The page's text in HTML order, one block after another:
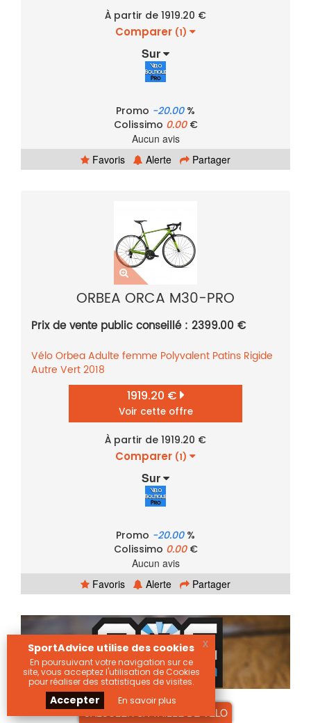
CALCULER SA TAILLE DE VELO
À partir de 1919.20 €
Comparer (1)
Sur
Promo -20.00%
Colissimo 0.00€
Aucun avis
Favoris
Alerte Partager
ORBEA ORCA M30-PRO
Prix de vente public conseillé : 2399.00 €
VéloOrbeaAdulte femme Polyvalent Patins Rigide
Autre Vert2018
1919.20 €
Voir cette offre
À partir de 1919.20 €
Comparer (1)
Sur
Promo -20.00%
Colissimo 0.00€
Aucun avis
Favoris
Alerte Partager
SportAdvice utilise des cookies
En poursuivant votre navigation sur ce
site, vous acceptez l'utilisation de Cookies
pour réaliser des statistiques de visites.
Accepter En savoir plus
x